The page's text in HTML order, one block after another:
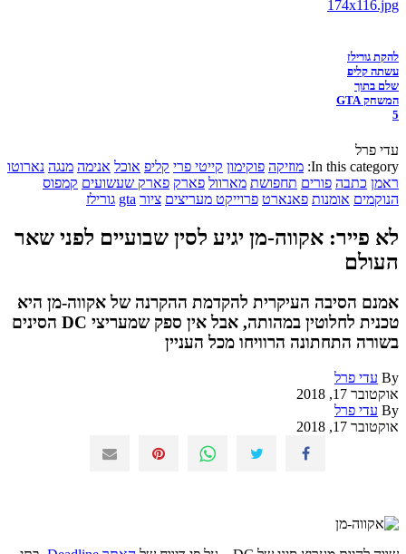
להקת גורילז
עשתה קליפ
שלם בתוך
המשחק GTA
5
עדי פרל
In this category: מוזיקה פוקימון קייטי פרי קליפ אוכל אנימה מנגה נארוטו
ראמן כתבה פורים תחפושת מארוול פארק פארק שעשועים קמפוס
הנוקמים אומנות פאנארט פרוייקט מעריצים ציור gta גורילז
לא פייר: אקווה-מן יגיע לסין שבועיים לפני שאר
העולם
אמנם הסיבה העיקרית להקדמת ההקרנה של אקווה-מן היא
טכנית לחלוטין במהותה, אבל אין ספק שמעריצי DC הסינים
בשורה התחתונה הרוויחו מכל העניין
By עדי פרל
אוקטובר 17, 2018
By עדי פרל
אוקטובר 17, 2018